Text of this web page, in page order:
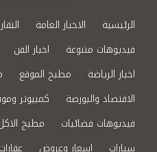
الرئيسية الاخبار العامة
فيديوهات متنوعة
اخبار الفن
اخبار الرياضة
مطبخ الموقع
الاقتصاد والبورصة
كمبيوتر
فيديوهات فضائيات
مطبخ
سيارات
اسعار وعروض